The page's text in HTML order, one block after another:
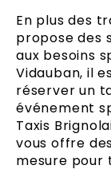
En plus des
propose des
aux besoins
Vidauban, il
réserver un
événement
Taxis
vous offre
mesure pour